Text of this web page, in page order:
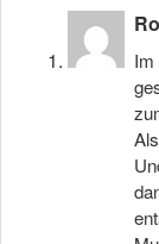
Im